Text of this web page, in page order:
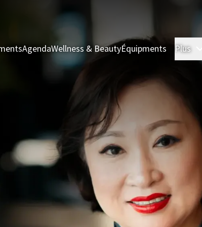
AgendaWellness & BeautyÉquipments Plus